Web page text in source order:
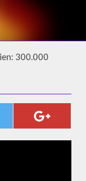
300.000